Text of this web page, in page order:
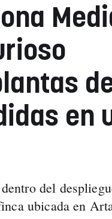
en
del
ubicada en